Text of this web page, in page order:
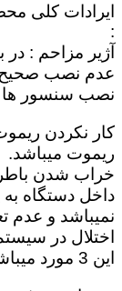
ایرادات کلی
:
آژیر مزاحم : در
عدم نصب صحیح
نصب سنسور ها
کار نکردن
ریموت میباشد.
خراب شدن
نمیباشد و عدم
اختلال در
این 3 مورد میباشند.